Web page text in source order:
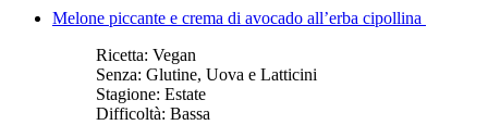
Melone piccante e crema di avocado all’erba cipollina
Ricetta: Vegan
Senza: Glutine, Uova e Latticini
Stagione: Estate
Difficoltà: Bassa